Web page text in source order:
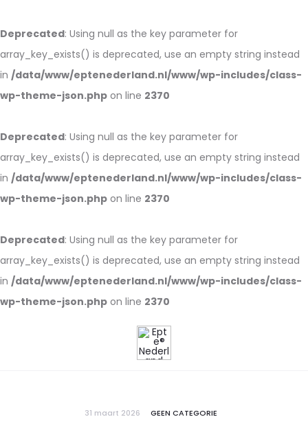
Deprecated: Using null as the key parameter for
array_key_exists() is deprecated, use an empty string instead
in /data/www/eptenederland.nl/www/wp-includes/class-
wp-theme-json.php on line 2370
Deprecated: Using null as the key parameter for
array_key_exists() is deprecated, use an empty string instead
in /data/www/eptenederland.nl/www/wp-includes/class-
wp-theme-json.php on line 2370
Deprecated: Using null as the key parameter for
array_key_exists() is deprecated, use an empty string instead
in /data/www/eptenederland.nl/www/wp-includes/class-
wp-theme-json.php on line 2370
31 maart 2026 GEEN CATEGORIE